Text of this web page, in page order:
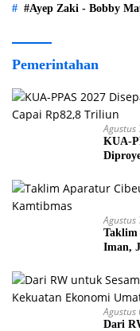
#Ayep Zaki - Bobby
Pemerintahan
Agustus
KUA-
Agustus
Taklim
Iman,
Agustus
Dari